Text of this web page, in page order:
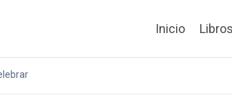
Inicio Libros